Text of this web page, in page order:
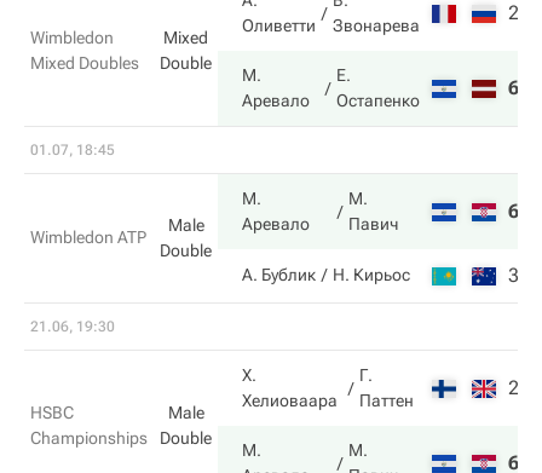
Wimbledon
Mixed Doubles
Mixed
Double
Оливетти
Звонарева
2
М.
Аревало
Е.
Остапенко
6
01.07, 18:45
Wimbledon ATP
Male
Double
М.
Аревало
М.
Павич
6
А. Бублик Н. Кирьос 3
21.06, 19:30
HSBC
Championships
Male
Double
Х.
Хелиоваара
Г.
Паттен
2
М.
М.
6